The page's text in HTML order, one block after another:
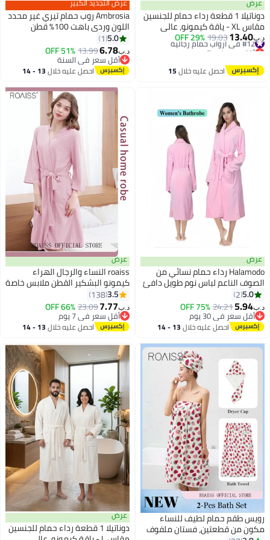
6
دوناتيلا 1 قطعة رداء حمام للجنسين
مقاس XL - ياقة كيمونو، عالي
الامتصاص، سريع الجفاف، رداء سبا
ناعم مع حزام وجيوب - مايكروفايبر
د.ب‏13.40
19.03
29% OFF #12 في أرواب حمام رجالية
أقل سعر في 7 يوم
#12 في أرواب حمام رجالية
احصل عليه خلال15
9
Ambrosia روب حمام تيري غير محدد
اللون وردي باهت 100% قطن
متوسط الحجم للسبا والدش عالي
الامتصاص بجودة فندقية ملابس
مريحة لفافة بطانية استحمام بديلة
5.0
1
د.ب‏6.78
13.99
51% OFF
أقل سعر في السنة
أقل سعر في السنة
احصل عليه خلال 13 - 14
عرض
Halamodo رداء حمام نسائي من
الصوف الناعم لباس نوم طويل دافئ
من الصوف لباس نوم دافئ شتوي
رداء طويل من الصوف الناعم رداء
حمام فاخر
5.0
2
د.ب‏5.94
24.21
75% OFF
أقل سعر في 30 يوم
أقل سعر في 30 يوماحصل عليه خلال 13 - 14
4
عرض
roaiss النساء والرجال الهراء
كيمونو البشكير القطن ملابس خاصة
سبا رداء نوم ثوب النوم النساء
البشكير المياه وصيفه الشرف
الجلباب للجنسين روب للنوم الخريف
رداء
3.5
138
د.ب‏7.77
23.09
66% OFF
أقل سعر في 7 يوم
أقل سعر في 7 يوماحصل عليه خلال 13 - 14
رويس طقم حمام لطيف للنساء
مكون من قطعتين، فستان ملفوف
عرض
دوناتيلا 1 قطعة رداء حمام للجنسين